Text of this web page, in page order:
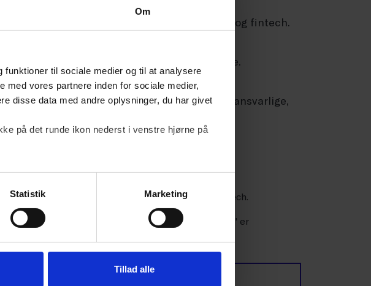
Om
til sociale medier og til at analysere
med vores partnere inden for sociale medier,
disse data med andre oplysninger, du har givet
på det runde ikon nederst i venstre hjørne på
Statistik Marketing
Tillad alle
der arbejder med finansiel regulering og fintech.
repræsentanter deltage fra møde til møde.
andet, så kontakt venligst den netværksansvarlige,
i netværket
Erhvervs Netværk for finansiel regulering og fintech.
ikke kan slå op, skal du sørge for, at "Spor ikke" er